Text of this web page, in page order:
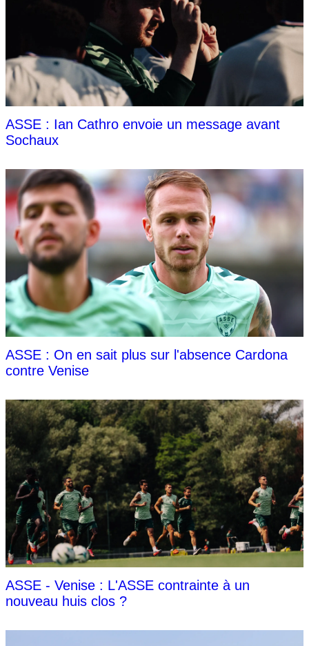
ASSE : Ian Cathro envoie un message avant
Sochaux
ASSE : On en sait plus sur l'absence Cardona
contre Venise
ASSE - Venise : L'ASSE contrainte à un
nouveau huis clos ?